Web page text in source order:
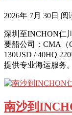
2026年 7月 30日 阅
深圳至INCHON仁
要船公司：CMA（
130USD / 40HQ
提供专业海运服务。
南沙到